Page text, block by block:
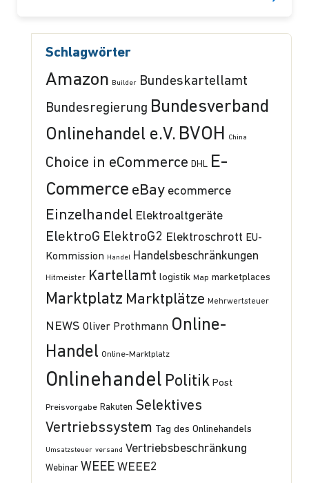
Schlagwörter
Amazon Builder
Bundeskartellamt
Bundesregierung Bundesverband
Onlinehandel e.V. BVOH China
Choice in eCommerce DHL E-
Commerce eBay ecommerce
Einzelhandel Elektroaltgeräte
ElektroG ElektroG2 Elektroschrott EU-
Kommission
Handel Handelsbeschränkungen
Hitmeister Kartellamt logistik Map marketplaces
Marktplatz Marktplätze Mehrwertsteuer
NEWS Oliver Prothmann Online-
Handel Online-Marktplatz
Onlinehandel Politik Post
Preisvorgabe Rakuten Selektives
Vertriebssystem Tag des Onlinehandels
Umsatzsteuer versand Vertriebsbeschränkung
Webinar WEEE WEEE2